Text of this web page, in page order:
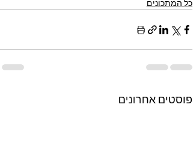
כל המתכונים
פוסטים אחרונים